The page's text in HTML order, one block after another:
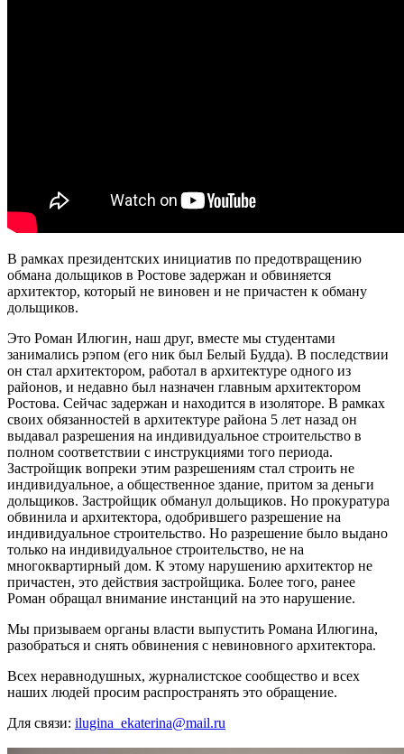
В рамках президентских инициатив по предотвращению
обмана дольщиков в Ростове задержан и обвиняется
архитектор, который не виновен и не причастен к обману
дольщиков.
Это Роман Илюгин, наш друг, вместе мы студентами
занимались рэпом (его ник был Белый Будда). В последствии
он стал архитектором, работал в архитектуре одного из
районов, и недавно был назначен главным архитектором
Ростова. Сейчас задержан и находится в изоляторе. В рамках
своих обязанностей в архитектуре района 5 лет назад он
выдавал разрешения на индивидуальное строительство в
полном соответствии с инструкциями того периода.
Застройщик вопреки этим разрешениям стал строить не
индивидуальное, а общественное здание, притом за деньги
дольщиков. Застройщик обманул дольщиков. Но прокуратура
обвинила и архитектора, одобрившего разрешение на
индивидуальное строительство. Но разрешение было выдано
только на индивидуальное строительство, не на
многоквартирный дом. К этому нарушению архитектор не
причастен, это действия застройщика. Более того, ранее
Роман обращал внимание инстанций на это нарушение.
Мы призываем органы власти выпустить Романа Илюгина,
разобраться и снять обвинения с невиновного архитектора.
Всех неравнодушных, журналистское сообщество и всех
наших людей просим распространять это обращение.
Для связи: ilugina_ekaterina@mail.ru